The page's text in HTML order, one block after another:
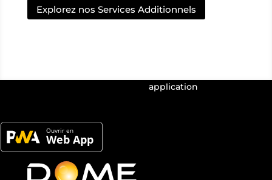
Explorez nos Services Additionnels
application